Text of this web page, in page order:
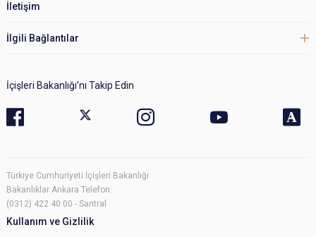
İletişim
İlgili Bağlantılar
İçişleri Bakanlığı’nı Takip Edin
Türkiye Cumhuriyeti İçişleri Bakanlığı
Bakanlıklar Ankara Telefon:
(0312) 422 40 00 - Santral
Kullanım ve Gizlilik